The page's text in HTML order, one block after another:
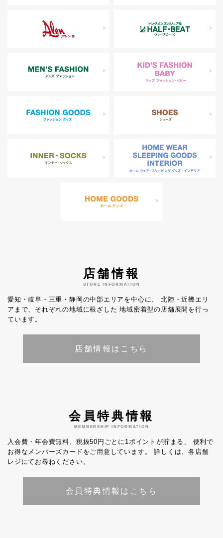
店舗情報
STORE INFORMATION
愛知・岐阜・三重・静岡の中部エリアを中心に、
北陸・近畿エリ
アまで、それぞれの地域に根ざした 地域密着型の店舗展開を行っ
ています。
店舗情報はこちら
会員特典情報
MEMBERSHIP INFORMATION
入会費・年会費無料、税抜50円ごとに1ポイントが貯まる、
便利で
お得なメンバーズカードをご用意しています。
詳しくは、各店舗
レジにてお尋ねください。
会員特典情報はこちら